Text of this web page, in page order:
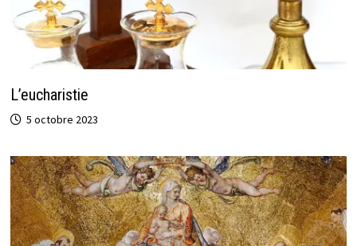
L’eucharistie
5 octobre 2023